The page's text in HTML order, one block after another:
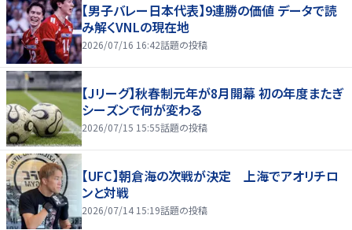
【男子バレー日本代表】9連勝の価値 データで読
み解くVNLの現在地
2026/07/16 16:42話題の投稿
【Jリーグ】秋春制元年が8月開幕 初の年度またぎ
シーズンで何が変わる
2026/07/15 15:55話題の投稿
【UFC】朝倉海の次戦が決定 上海でアオリチロ
ンと対戦
2026/07/14 15:19話題の投稿